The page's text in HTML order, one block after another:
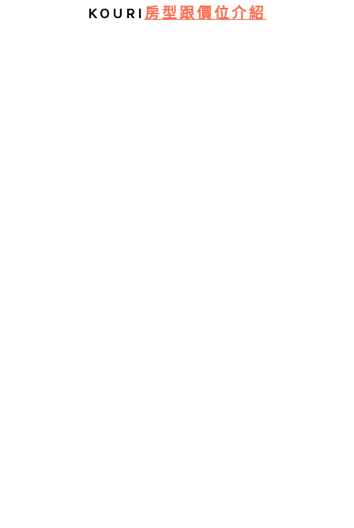
KOURI 房型跟價位介紹